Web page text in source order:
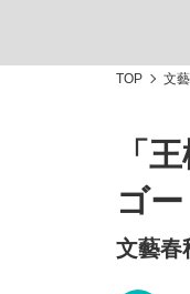
TOP 文
「
ゴ
文藝春